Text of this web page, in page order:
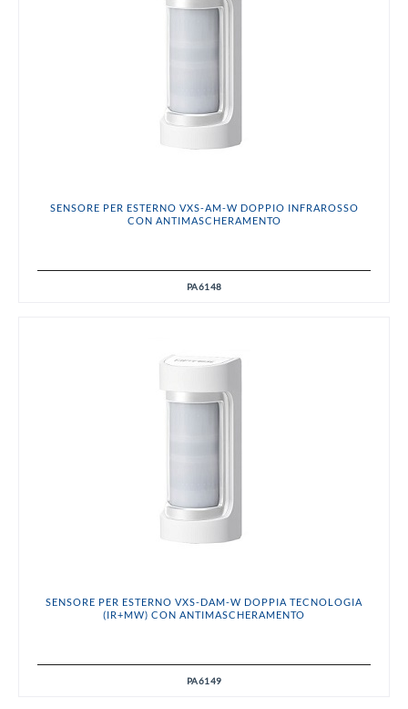
SENSORE PER ESTERNO VXS-AM-W DOPPIO INFRAROSSO
CON ANTIMASCHERAMENTO
PA6148
SENSORE PER ESTERNO VXS-DAM-W DOPPIA TECNOLOGIA
(IR+MW) CON ANTIMASCHERAMENTO
PA6149